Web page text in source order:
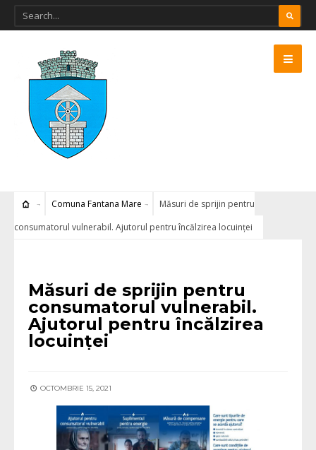
Comuna Fantana Mare
Măsuri de sprijin pentru
consumatorul vulnerabil. Ajutorul pentru încălzirea locuinței
Măsuri de sprijin pentru
consumatorul vulnerabil.
Ajutorul pentru încălzirea
locuinței
OCTOMBRIE 15, 2021